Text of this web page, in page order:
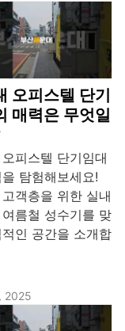
오피스텔 단기
매력은 무엇일
피스텔 단기임대
탐험해보세요!
객층을 위한 실내
름철 성수기를 맞
인 공간을 소개합
2025